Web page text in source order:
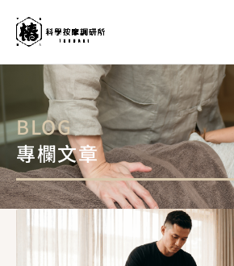
BLOG
專欄文章